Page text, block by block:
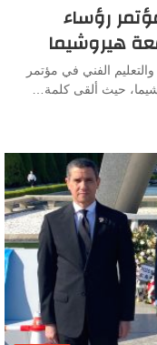
رؤساء
هيروشيما
الفني في مؤتمر
حيث ألقى كلمة…